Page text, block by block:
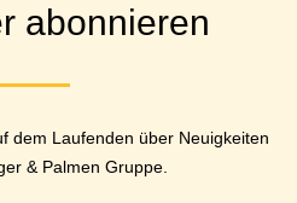
abonnieren
dem Laufenden über Neuigkeiten
& Palmen Gruppe.